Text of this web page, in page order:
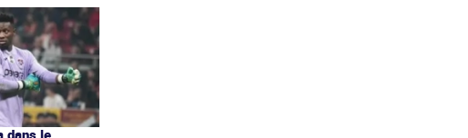
dans le